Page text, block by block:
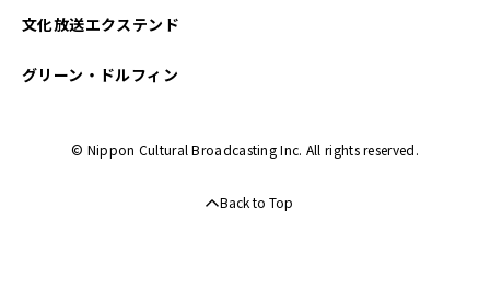
文化放送エクステンド
グリーン・ドルフィン
© Nippon Cultural Broadcasting Inc. All rights reserved.
Back to Top